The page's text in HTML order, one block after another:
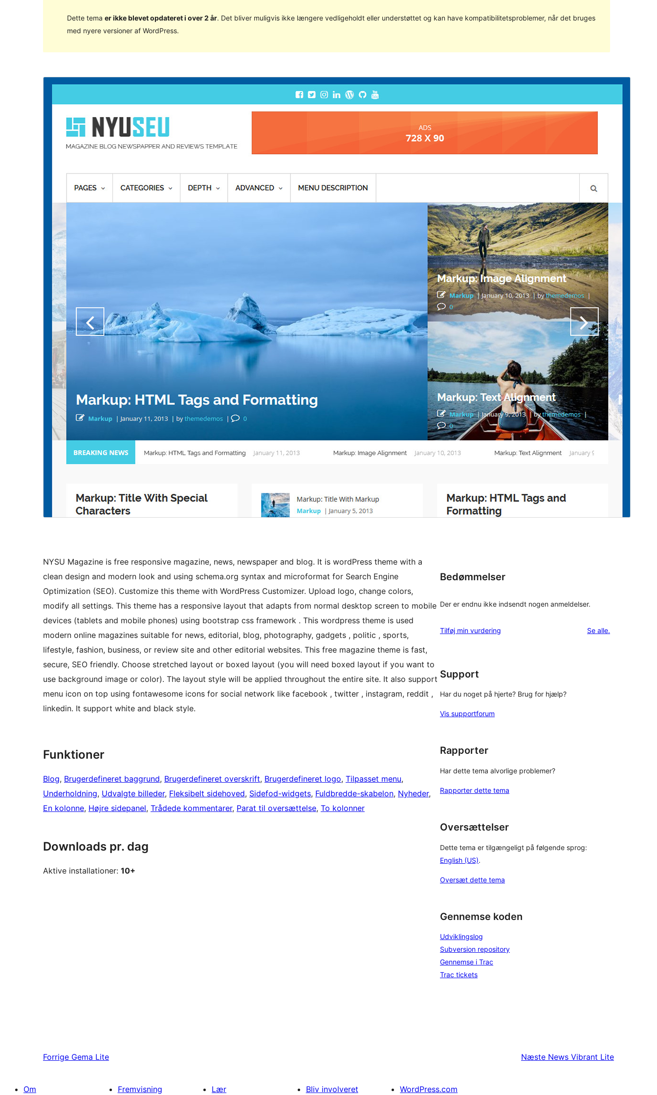
Dette tema er ikke blevet opdateret i over 2 år. Det bliver muligvis ikke længere vedligeholdt eller understøttet og kan have kompatibilitetsproblemer, når det bruges
med nyere versioner af WordPress.
ForhåndsvisDownload
Version
1.1.2
4. februar 2019
WordPress version
NYSU Magazine is free responsive magazine, news, newspaper and blog. It is wordPress theme with a
clean design and modern look and using schema.org syntax and microformat for Search Engine
Optimization (SEO). Customize this theme with WordPress Customizer. Upload logo, change colors,
modify all settings. This theme has a responsive layout that adapts from normal desktop screen to mobile
devices (tablets and mobile phones) using bootstrap css framework . This wordpress theme is used
modern online magazines suitable for news, editorial, blog, photography, gadgets , politic , sports,
lifestyle, fashion, business, or review site and other editorial websites. This free magazine theme is fast,
secure, SEO friendly. Choose stretched layout or boxed layout (you will need boxed layout if you want to
use background image or color). The layout style will be applied throughout the entire site. It also support
menu icon on top using fontawesome icons for social network like facebook , twitter , instagram, reddit ,
linkedin. It support white and black style.
Funktioner
Blog, Brugerdefineret baggrund, Brugerdefineret overskrift, Brugerdefineret logo, Tilpasset menu
Underholdning, Udvalgte billeder, Fleksibelt sidehoved, Sidefod-widgets, Fuldbredde-skabelon, Nyheder
En kolonne, Højre sidepanel, Trådede kommentarer, Parat til oversættelse, To kolonner
Downloads pr. dag
Aktive installationer: 10+
Bedømmelser
Der er endnu ikke indsendt nogen anmeldelser.
Tilføj min vurdering Se alleanmeldelser
.
Support
Har du noget på hjerte? Brug for hjælp?
Vis supportforum
Rapporter
Har dette tema alvorlige problemer?
Rapporter dette tema
Oversættelser
Dette tema er tilgængeligt på følgende sprog:
English (US).
Oversæt dette tema
Gennemse koden
Udviklingslog
Subversion repository
Gennemse i Trac
Trac tickets
Forrige Gema Lite Næste News Vibrant Lite
Om Fremvisning Lær Bliv involveret WordPress.com